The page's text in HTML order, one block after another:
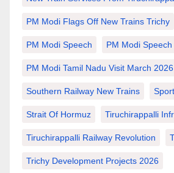
PM Modi Flags Off New Trains Trichy
PM Modi Speech PM Modi
PM Modi Tamil Nadu Visit March 2026
Southern Railway New Trains Sport
Strait Of Hormuz Tiruchirappalli
Tiruchirappalli Railway Revolution
Trichy Development Projects 2026